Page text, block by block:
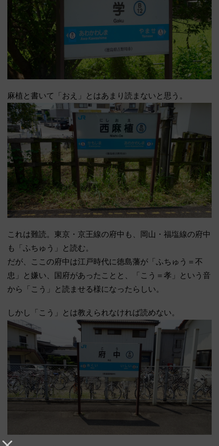
麻植と書いて「おえ」とはあまり読まないと思う。
これは難読。東京・京王線の府中も、岡山・福塩線の府中
も「ふちゅう」と読む。
だが、ここの府中は江戸時代に徳島藩が「ふちゅう＝不
忠」と嫌い、国府があったことと、「こう＝孝」という音
から「こう」と読ませる様になったらしい。
しかし「こう」とは教えられなければ読めない。